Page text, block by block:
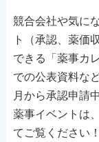
競合会社や気に
ト（承認、薬価
できる「薬事カ
での公表資料な
月から承認申請
薬事イベントは
てご覧ください